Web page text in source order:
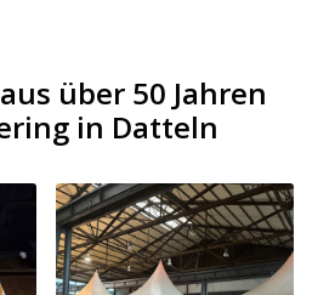
über 50 Jahren
in Datteln